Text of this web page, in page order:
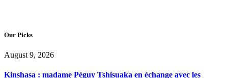
Our Picks
August 9, 2026
Kinshasa : madame Péguy Tshisuaka en échange avec les